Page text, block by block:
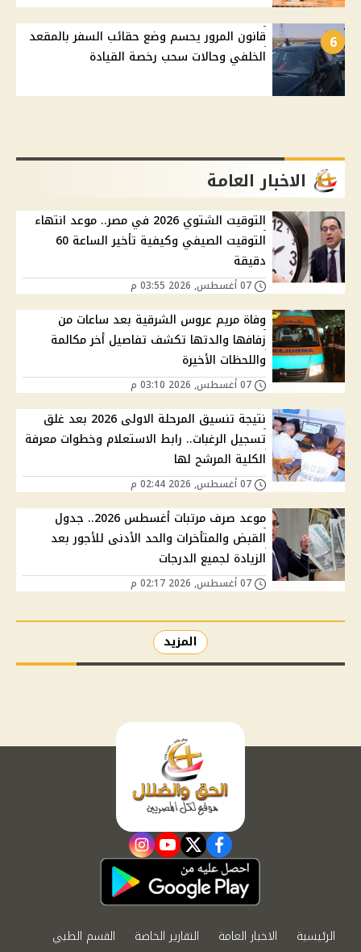
6
قانون المرور يحسم وضع حقائب السفر بالمقعد
الخلفي وحالات سحب رخصة القيادة
الاخبار العامة
التوقيت الشتوي 2026 في مصر.. موعد انتهاء
التوقيت الصيفي وكيفية تأخير الساعة 60
دقيقة
وفاة مريم عروس الشرقية بعد ساعات من
زفافها والدتها تكشف تفاصيل أخر مكالمة
واللحظات الأخيرة
نتيجة تنسيق المرحلة الاولى 2026 بعد غلق
تسجيل الرغبات.. رابط الاستعلام وخطوات معرفة
الكلية المرشح لها
موعد صرف مرتبات أغسطس 2026.. جدول
القبض والمتأخرات والحد الأدنى للأجور بعد
الزيادة لجميع الدرجات
المزيد
facebook
twitter
youtube
instagram
الرئيسية الاخبار العامة التقارير الخاصة القسم الطبي